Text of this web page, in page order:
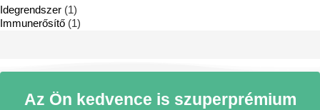
Idegrendszer (1)
Immunerősítő (1)
Az Ön kedvence is szuperprémium